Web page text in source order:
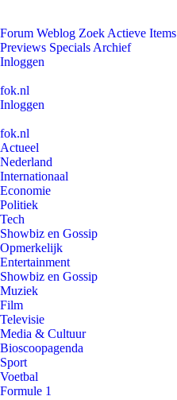
Forum Weblog Zoek Actieve Items
Previews Specials Archief
Inloggen
fok.nl
Inloggen
fok.nl
Actueel
Nederland
Internationaal
Economie
Politiek
Tech
Showbiz en Gossip
Opmerkelijk
Entertainment
Showbiz en Gossip
Muziek
Film
Televisie
Media & Cultuur
Bioscoopagenda
Sport
Voetbal
Formule 1